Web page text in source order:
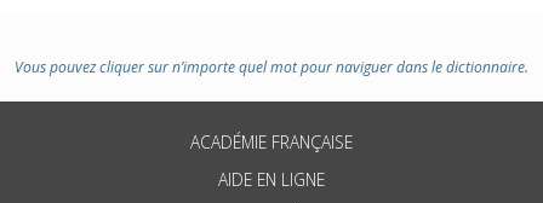
Vous pouvez cliquer sur n’importe quel mot pour naviguer dans le dictionnaire.
ACADÉMIE FRANÇAISE
AIDE EN LIGNE